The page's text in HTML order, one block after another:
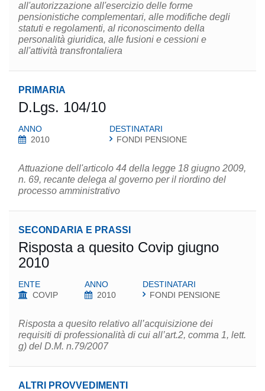
all'autorizzazione all'esercizio delle forme
pensionistiche complementari, alle modifiche degli
statuti e regolamenti, al riconoscimento della
personalità giuridica, alle fusioni e cessioni e
all'attività transfrontaliera
PRIMARIA
D.Lgs. 104/10
ANNO
2010
DESTINATARI
FONDI PENSIONE
Attuazione dell'articolo 44 della legge 18 giugno 2009,
n. 69, recante delega al governo per il riordino del
processo amministrativo
SECONDARIA E PRASSI
Risposta a quesito Covip giugno
2010
ENTE
COVIP
ANNO
2010
DESTINATARI
FONDI PENSIONE
Risposta a quesito relativo all’acquisizione dei
requisiti di professionalità di cui all’art.2, comma 1, lett.
g) del D.M. n.79/2007
ALTRI PROVVEDIMENTI